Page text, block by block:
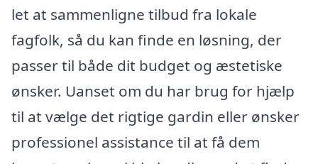
let at sammenligne tilbud fra lokale
fagfolk, så du kan finde en løsning, der
passer til både dit budget og æstetiske
ønsker. Uanset om du har brug for hjælp
til at vælge det rigtige gardin eller ønsker
professionel assistance til at få dem